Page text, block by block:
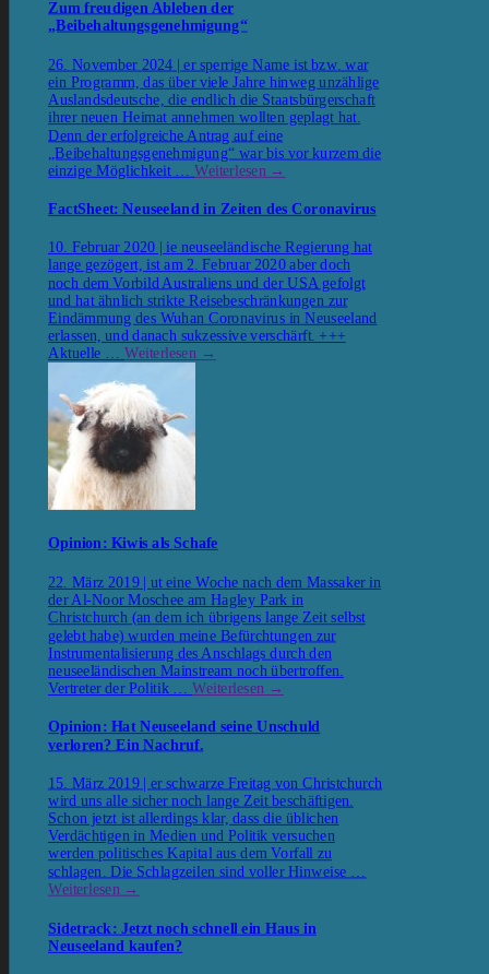
Zum freudigen Ableben der
„Beibehaltungsgenehmigung“
26. November 2024 | er sperrige Name ist bzw. war
ein Programm, das über viele Jahre hinweg unzählige
Auslandsdeutsche, die endlich die Staatsbürgerschaft
ihrer neuen Heimat annehmen wollten geplagt hat.
Denn der erfolgreiche Antrag auf eine
„Beibehaltungsgenehmigung“ war bis vor kurzem die
einzige Möglichkeit …Weiterlesen →
FactSheet: Neuseeland in Zeiten des Coronavirus
10. Februar 2020 | ie neuseeländische Regierung hat
lange gezögert, ist am 2. Februar 2020 aber doch
noch dem Vorbild Australiens und der USA gefolgt
und hat ähnlich strikte Reisebeschränkungen zur
Eindämmung des Wuhan Coronavirus in Neuseeland
erlassen, und danach sukzessive verschärft. +++
Aktuelle …Weiterlesen →
Opinion: Kiwis als Schafe
22. März 2019 | ut eine Woche nach dem Massaker in
der Al-Noor Moschee am Hagley Park in
Christchurch (an dem ich übrigens lange Zeit selbst
gelebt habe) wurden meine Befürchtungen zur
Instrumentalisierung des Anschlags durch den
neuseeländischen Mainstream noch übertroffen.
Vertreter der Politik …Weiterlesen →
Opinion: Hat Neuseeland seine Unschuld
verloren? Ein Nachruf.
15. März 2019 | er schwarze Freitag von Christchurch
wird uns alle sicher noch lange Zeit beschäftigen.
Schon jetzt ist allerdings klar, dass die üblichen
Verdächtigen in Medien und Politik versuchen
werden politisches Kapital aus dem Vorfall zu
schlagen. Die Schlagzeilen sind voller Hinweise …
Weiterlesen →
Sidetrack: Jetzt noch schnell ein Haus in
Neuseeland kaufen?